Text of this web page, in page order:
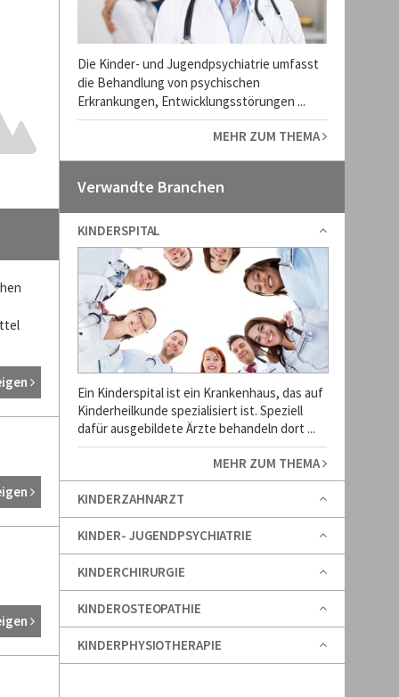
Die Kinder- und Jugendpsychiatrie umfasst
die Behandlung von psychischen
Erkrankungen, Entwicklungsstörungen ...
MEHR ZUM THEMA
Verwandte Branchen
KINDERSPITAL
Ein Kinderspital ist ein Krankenhaus, das auf
Kinderheilkunde spezialisiert ist. Speziell
dafür ausgebildete Ärzte behandeln dort ...
MEHR ZUM THEMA
KINDERZAHNARZT
KINDER- JUGENDPSYCHIATRIE
KINDERCHIRURGIE
KINDEROSTEOPATHIE
KINDERPHYSIOTHERAPIE